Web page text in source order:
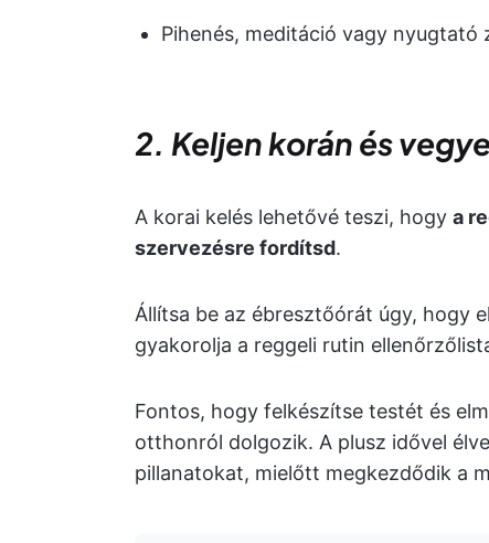
Pihenés, meditáció vagy nyugtató
2. Keljen korán és
A korai kelés lehetővé teszi, hogy a
szervezésre fordítsd.
Állítsa be az ébresztőórát úgy, hogy
gyakorolja a reggeli rutin
Fontos, hogy felkészítse testét és
otthonról dolgozik. A plusz idővel
pillanatokat, mielőtt megkezdődik a